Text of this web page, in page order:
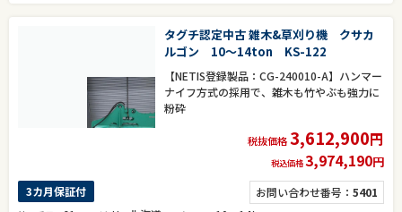
タグチ認定中古 雑木&草刈り機 クサカ
ルゴン 10～14ton KS-122
【NETIS登録製品：CG-240010-A】ハンマー
ナイフ方式の採用で、雑木も竹やぶも強力に
粉砕
税抜価格3,612,900円
税込価格3,974,190円
お問い合わせ番号： 5401
3カ月保証付